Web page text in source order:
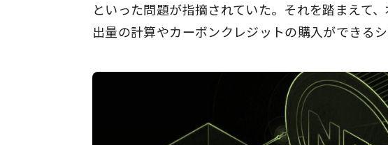
といった問題が指摘されていた。それを踏まえて
出量の計算やカーボンクレジットの購入ができるシ